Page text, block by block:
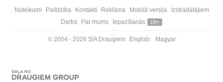
Noteikumi Palīdzība Kontakti Reklāma Mobilā versija
Izstrādātājiem
Darbs
Par mums Iepazīšanās 18+
© 2004 - 2026 SIA Draugiem English Magyar